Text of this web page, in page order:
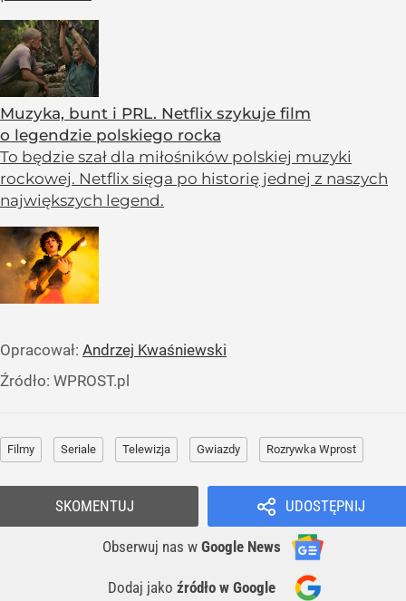
Muzyka, bunt i PRL. Netflix szykuje film
o legendzie polskiego rocka
To będzie szał dla miłośników polskiej muzyki
rockowej. Netflix sięga po historię jednej z naszych
największych legend.
Opracował: Andrzej Kwaśniewski
Źródło: WPROST.pl
Filmy Seriale Telewizja Gwiazdy Rozrywka Wprost
UDOSTĘPNIJ
Obserwuj nas w Google News
Dodaj jako źródło w Google
SKOMENTUJ